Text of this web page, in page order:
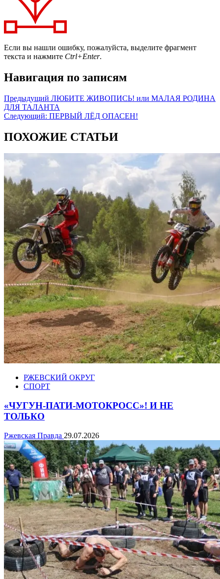
Если вы нашли ошибку, пожалуйста, выделите фрагмент
текста и нажмите Ctrl+Enter.
Навигация по записям
Предыдущий ЛЮБИТЕ ЖИВОПИСЬ! или МАЛАЯ РОДИНА
ДЛЯ ТАЛАНТА
Следующий: ПЕРВЫЙ ЛЁД ОПАСЕН!
ПОХОЖИЕ СТАТЬИ
РЖЕВСКИЙ ОКРУГ
СПОРТ
«ЧУГУН-ПАТИ-МОТОКРОСС»! И НЕ
ТОЛЬКО
Ржевская Правда 29.07.2026